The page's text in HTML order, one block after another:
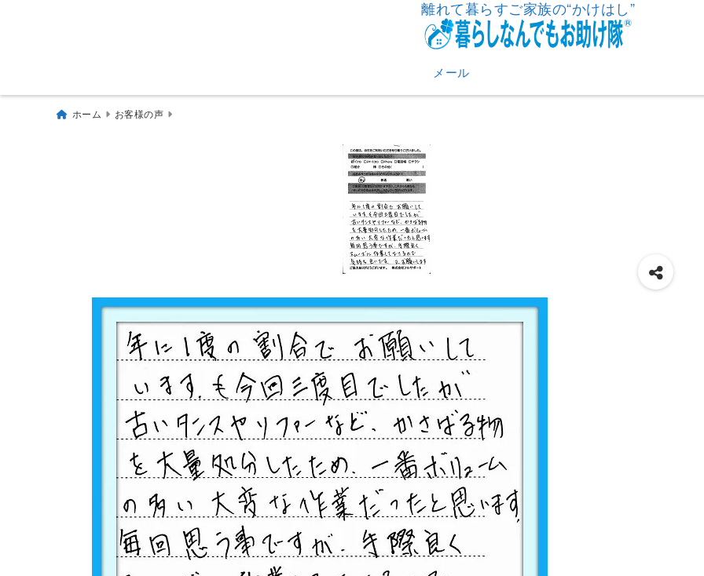
離れて暮らすご家族の“かけはし”
メール
ホーム お客様の声